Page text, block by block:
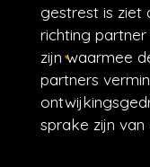
gestrest is ziet
richting
zijn waarmee
partners
sprake zijn van